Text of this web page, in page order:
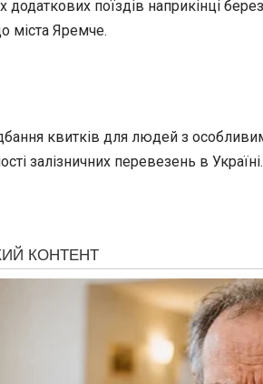
поїздів наприкінці
міста Яремче.
квитків для людей з
залізничних перевезень в Україні.